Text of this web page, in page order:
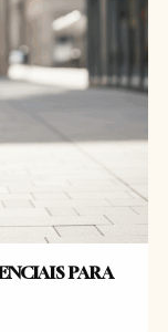
PARA